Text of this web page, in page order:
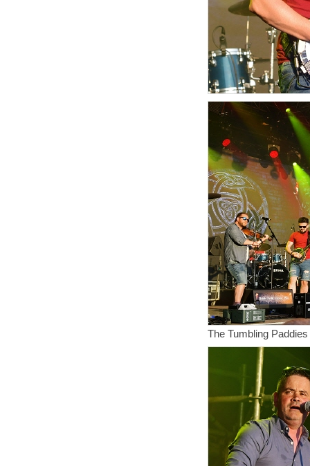
The Tumbling